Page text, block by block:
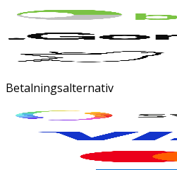
Betalningsalternativ